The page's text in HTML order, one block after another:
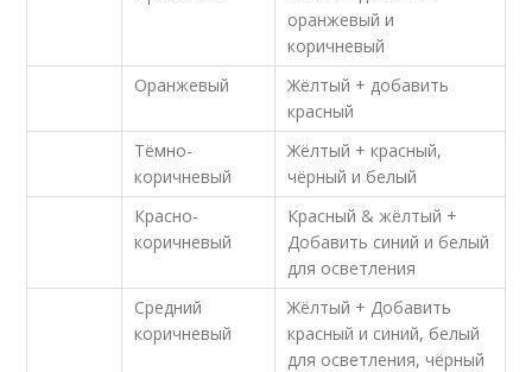
оранжевый и
коричневый
Оранжевый
Жёлтый + добавить
красный
Тёмно-
коричневый
Жёлтый + красный,
чёрный и белый
Красно-
коричневый
Красный & жёлтый +
Добавить синий и белый
для осветления
Средний
коричневый
Жёлтый + Добавить
красный и синий, белый
для осветления, чёрный